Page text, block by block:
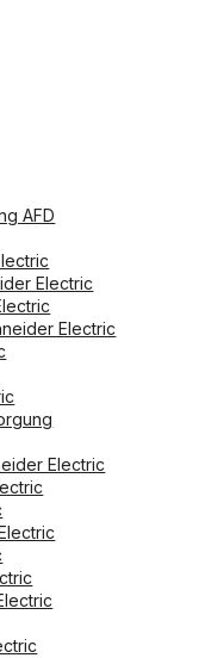
AFD
Electric
Electric
Electric